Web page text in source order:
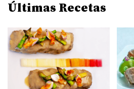
Últimas Recetas